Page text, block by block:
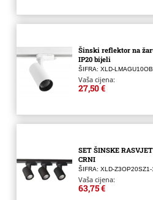
Šinski reflektor na
IP20 bijeli
ŠIFRA: XLD-
Vaša cijena:
27,50 €
SET ŠINSKE
CRNI
ŠIFRA: XLD-Z3OP20SZ1-
Vaša cijena:
63,75 €